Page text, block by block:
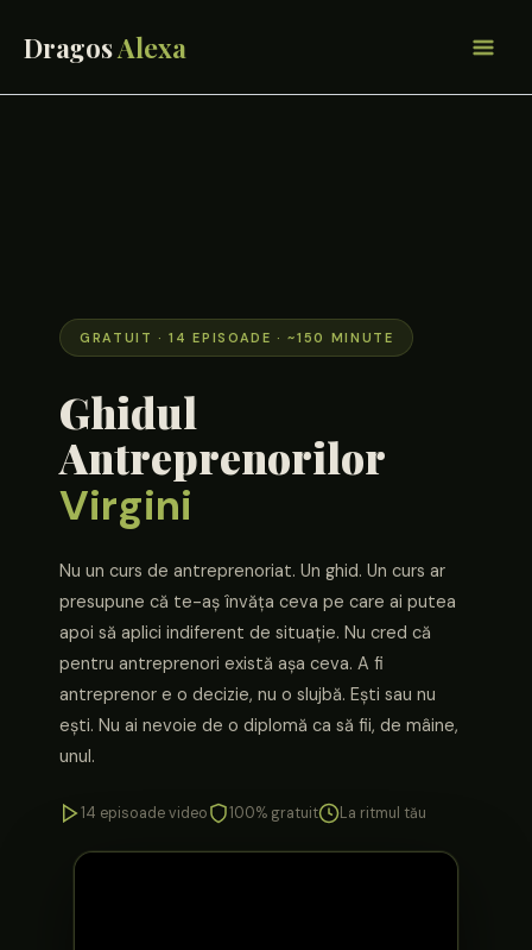
GRATUIT · 14 EPISOADE · ~150 MINUTE
Ghidul
Antreprenorilor
Virgini
Nu un curs de antreprenoriat. Un ghid. Un curs ar
presupune că te-aș învăța ceva pe care ai putea
apoi să aplici indiferent de situație. Nu cred că
pentru antreprenori există așa ceva. A fi
antreprenor e o decizie, nu o slujbă. Ești sau nu
ești. Nu ai nevoie de o diplomă ca să fii, de mâine,
unul.
14 episoade video 100% gratuit La ritmul tău